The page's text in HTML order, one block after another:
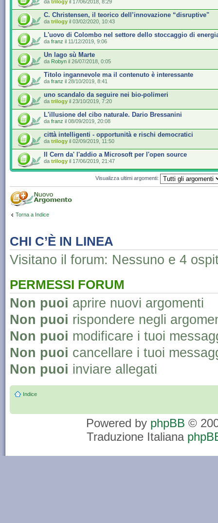
da trilogy il 17/06/2018, 8:29
C. Christensen, il teorico dell’innovazione “disruptive"
da trilogy il 03/02/2020, 10:43
L'uovo di Colombo nel settore dello stoccaggio di
da franz il 11/12/2019, 9:06
Un lago sù Marte
da Robyn il 26/07/2018, 0:05
Titolo ingannevole ma il contenuto è interessante
da franz il 28/10/2019, 8:41
uno scandalo da seguire nei bio-polimeri
da trilogy il 23/10/2019, 7:20
L'illusione del cibo naturale. Dario Bressanini
da franz il 08/09/2019, 20:08
città intelligenti - opportunità e rischi democratici
da trilogy il 02/09/2019, 11:50
Il Cern da' l'addio a Microsoft per l'open source
da trilogy il 17/06/2019, 21:47
Visualizza ultimi argomenti:
Torna a Indice
CHI C’È IN LINEA
Visitano il forum: Nessuno e 4
PERMESSI FORUM
Non puoi aprire nuovi argomenti
Non puoi rispondere negli
Non puoi modificare i tuoi
Non puoi cancellare i tuoi
Non puoi inviare allegati
Indice
Powered by phpBB ©
Traduzione Italiana